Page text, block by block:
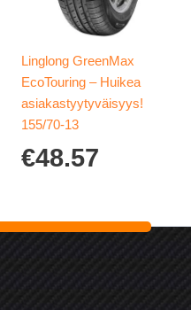
Linglong GreenMax
EcoTouring – Huikea
asiakastyytyväisyys!
155/70-13
€48.57